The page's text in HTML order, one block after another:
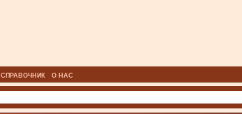
СПРАВОЧНИК О НАС